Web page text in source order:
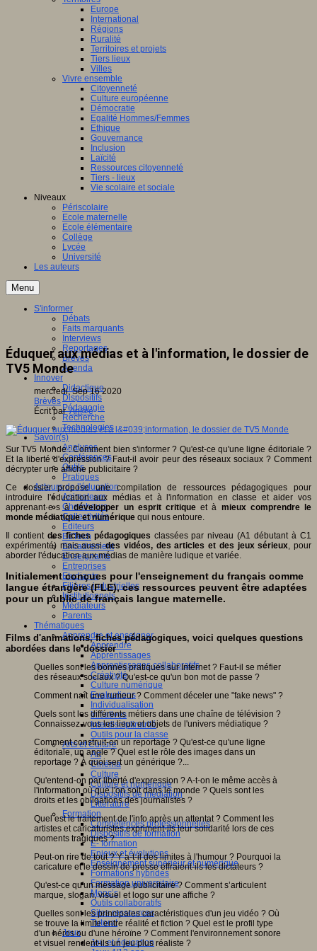
Europe
International
Régions
Ruralité
Territoires et projets
Tiers lieux
Villes
Vivre ensemble
Citoyenneté
Culture européenne
Démocratie
Egalité Hommes/Femmes
Ethique
Gouvernance
Inclusion
Laïcité
Ressources citoyenneté
Tiers - lieux
Vie scolaire et sociale
Niveaux
Périscolaire
Ecole maternelle
Ecole élémentaire
Collège
Lycée
Université
Les auteurs
Menu
S'informer
Débats
Faits marquants
Interviews
Reportages
Brèves
Agenda
Innover
Didactique
Dispositifs
Pédagogie
Recherche
Technologies
Savoir(s)
Analyses
Conférences
Outils
Pratiques
Acteurs de l'éducation
Animateurs
Chercheurs
Collectivités
Editeurs
EdTech
Encadrement
Enseignants
Entreprises
Etudiants
Filières industrielles
Institutionnels
Médiateurs
Parents
Thématiques
Apprendre et enseigner
Apprendre
Apprentissages
Apprentissages collaboratifs
Créativité
Culture numérique
Evaluations
Individualisation
Initiatives
Interdisciplinarité
Outils pour la classe
Arts et Culture
Art
Cinéma
Culture
Culture et numérique
Dispositifs de médiation
Littérature
Formation
Compétences professionnelles
Dispositifs de formation
E- formation
Enjeux et évolutions
Enseignement supérieur et numérique
Formations hybrides
Formation universitaire
Mooc’s
Outils collaboratifs
Sites ressources
Tutorat
Jeux
Jeu et éducation
Éduquer aux médias et à l'information, le dossier de
TV5 Monde
mercredi, Sep 16 2020
Brèves
Écrit parAn@é
Sur TV5 Monde : Comment bien s'informer ? Qu'est-ce qu'une ligne éditoriale ?
Et la liberté d'expression ? Faut-il avoir peur des réseaux sociaux ? Comment
décrypter une affiche publicitaire ?
Ce dossier propose une compilation de ressources pédagogiques pour
introduire l'éducation aux médias et à l'information en classe et aider vos
apprenant·e·s àdévelopper un esprit critiqueet à mieux comprendre le
monde médiatique et numérique qui nous entoure.
Il contient des fiches pédagogiques classées par niveau (A1 débutant à C1
expérimenté) mais aussides vidéos, des articles et des jeux sérieux, pour
aborder l'éducation aux médias de manière ludique et variée.
Initialement conçues pour l'enseignement du français comme
langue étrangère (FLE), ces ressources peuvent être adaptées
pour un public de français langue maternelle.
Films d'animations, fiches pédagogiques, voici quelques questions
abordées dans le dossier
Quelles sont les bonnes pratiques sur Internet ? Faut-il se méfier
des réseaux sociaux ? Qu'est-ce qu'un bon mot de passe ?
Comment naît une rumeur ? Comment déceler une "fake news" ?
Quels sont les différents métiers dans une chaîne de télévision ?
Connaissez-vous les lieux et objets de l'univers médiatique ?
Comment construit-on un reportage ? Qu'est-ce qu'une ligne
éditoriale, un angle ? Quel est le rôle des images dans un
reportage ? À quoi sert un générique ?...
Qu'entend-on par liberté d'expression ? A-t-on le même accès à
l'information où que l'on soit dans le monde ? Quels sont les
droits et les obligations des journalistes ?
Quel est le traitement de l'info après un attentat ? Comment les
artistes et caricaturistes expriment-ils leur solidarité lors de ces
moments tragiques ?
Peut-on rire de tout ? Y a-t-il des limites à l'humour ? Pourquoi la
caricature et le dessin de presse effraient-ils les dictateurs ?
Qu'est-ce qu'un message publicitaire ? Comment s’articulent
marque, slogan, visuel et logo sur une affiche ?
Quelles sont les principales caractéristiques d'un jeu vidéo ? Où
se trouve la limite entre réalité et fiction ? Quel est le profil type
d'un héros ou d'une héroïne ? Comment l'environnement sonore
et visuel rendent-ils un jeu plus réaliste ?